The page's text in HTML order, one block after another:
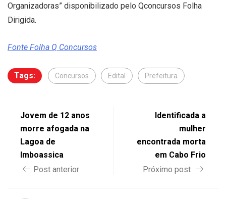
Organizadoras” disponibilizado pelo Qconcursos Folha
Dirigida.
Fonte Folha Q Concursos
Tags: Concursos Edital Prefeitura
Jovem de 12 anos
morre afogada na
Lagoa de
Imboassica
Post anterior
Identificada a
mulher
encontrada morta
em Cabo Frio
Próximo post